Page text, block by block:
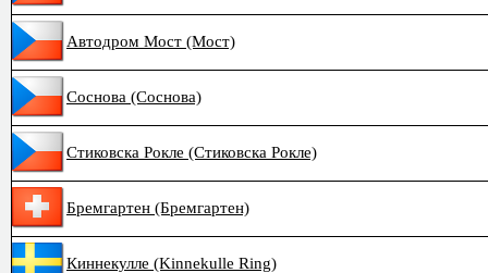
Автодром Мост (Мост)
Соснова (Соснова)
Стиковска Рокле (Стиковска Рокле)
Бремгартен (Бремгартен)
Киннекулле (Kinnekulle Ring)